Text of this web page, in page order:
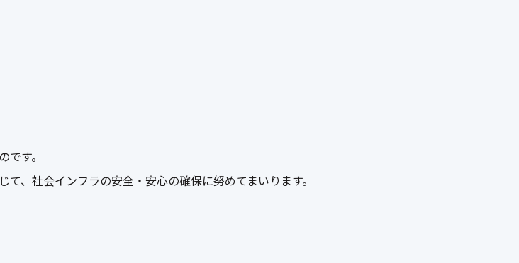
す。
、社会インフラの安全・安心の確保に努めてまいります。